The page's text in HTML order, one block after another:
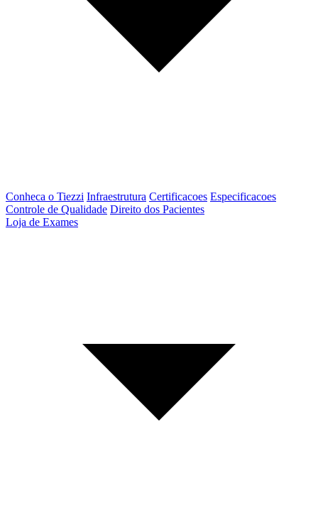
Conheca o Tiezzi Infraestrutura Certificacoes Especificacoes
Controle de Qualidade Direito dos Pacientes
Loja de Exames